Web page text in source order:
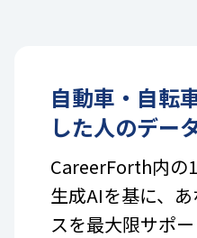
自動車・自転
した人のデー
CareerForth内の
生成AIを基に、
スを最大限サポ